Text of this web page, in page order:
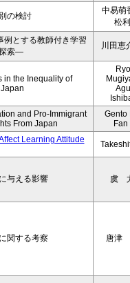
の検討
中易萌
松
とする教師付き学習
索―
川田恵
in the Inequality of
and Pro-Immigrant
From Japan
Gento
Learning Attitude
与える影響 虞
関する考察 唐津